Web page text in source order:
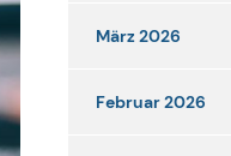
März 2026
Februar 2026